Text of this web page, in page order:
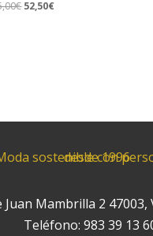
€ El
52,50€
Juan Mambrilla 2 47003,
Teléfono:983 39 13